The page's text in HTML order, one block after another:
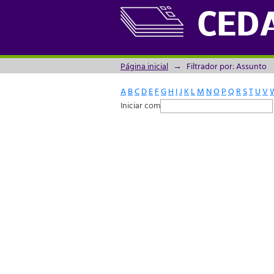
Filtrador por: Assunto
Página inicial → Filtrador por: Assunto
ABCDEFGH IJ KLM NOPQRSTUV
Iniciar com